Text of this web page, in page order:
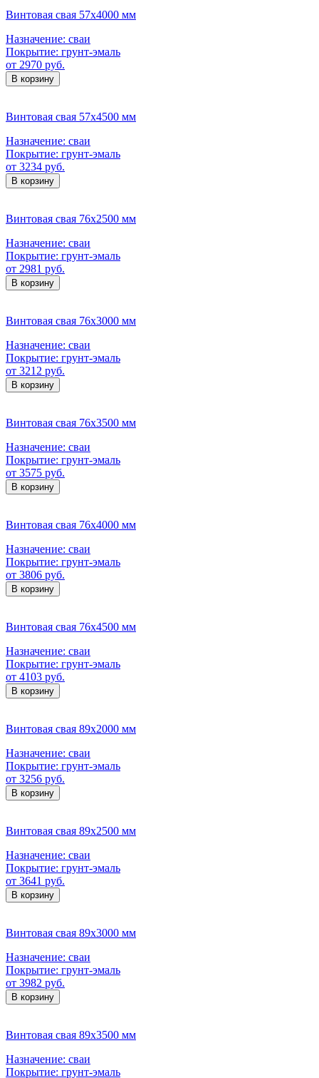
Винтовая свая 57х4000 мм
Назначение: сваи
Покрытие: грунт-эмаль
от 2970 руб.
В корзину
Винтовая свая 57х4500 мм
Назначение: сваи
Покрытие: грунт-эмаль
от 3234 руб.
В корзину
Винтовая свая 76х2500 мм
Назначение: сваи
Покрытие: грунт-эмаль
от 2981 руб.
В корзину
Винтовая свая 76х3000 мм
Назначение: сваи
Покрытие: грунт-эмаль
от 3212 руб.
В корзину
Винтовая свая 76х3500 мм
Назначение: сваи
Покрытие: грунт-эмаль
от 3575 руб.
В корзину
Винтовая свая 76х4000 мм
Назначение: сваи
Покрытие: грунт-эмаль
от 3806 руб.
В корзину
Винтовая свая 76х4500 мм
Назначение: сваи
Покрытие: грунт-эмаль
от 4103 руб.
В корзину
Винтовая свая 89х2000 мм
Назначение: сваи
Покрытие: грунт-эмаль
от 3256 руб.
В корзину
Винтовая свая 89х2500 мм
Назначение: сваи
Покрытие: грунт-эмаль
от 3641 руб.
В корзину
Винтовая свая 89х3000 мм
Назначение: сваи
Покрытие: грунт-эмаль
от 3982 руб.
В корзину
Винтовая свая 89х3500 мм
Назначение: сваи
Покрытие: грунт-эмаль